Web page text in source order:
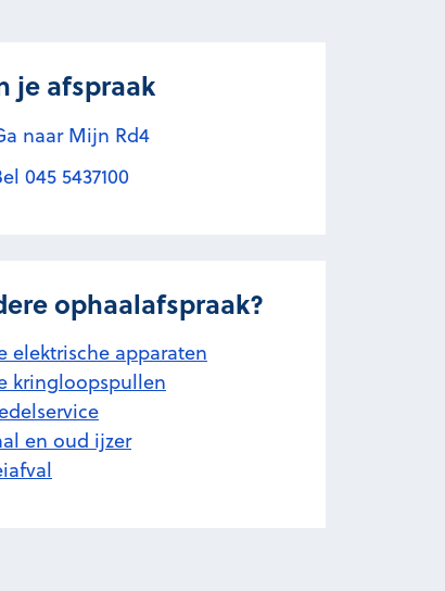
je afspraak
naar Mijn Rd4
045 5437100
ophaalafspraak?
elektrische apparaten
kringloopspullen
en oud ijzer